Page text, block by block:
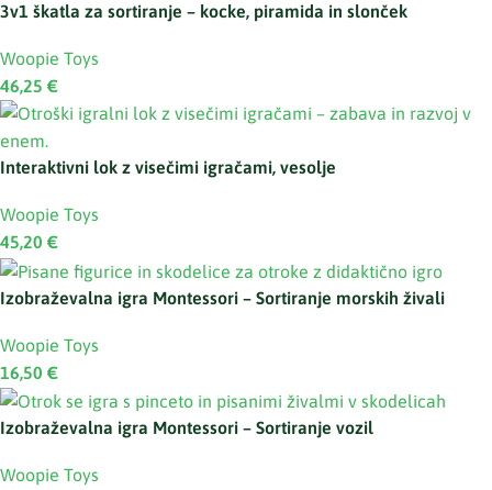
3v1 škatla za sortiranje – kocke, piramida in slonček
Woopie Toys
46,25 €
Interaktivni lok z visečimi igračami, vesolje
Woopie Toys
45,20 €
Izobraževalna igra Montessori – Sortiranje morskih živali
Woopie Toys
16,50 €
Izobraževalna igra Montessori – Sortiranje vozil
Woopie Toys